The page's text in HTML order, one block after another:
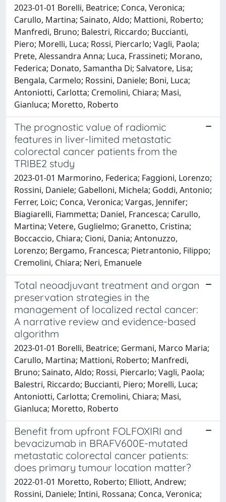
2023-01-01 Borelli, Beatrice; Conca, Veronica;
Carullo, Martina; Sainato, Aldo; Mattioni, Roberto;
Manfredi, Bruno; Balestri, Riccardo; Buccianti,
Piero; Morelli, Luca; Rossi, Piercarlo; Vagli, Paola;
Prete, Alessandra Anna; Luca, Frassineti; Morano,
Federica; Donato, Samantha Di; Salvatore, Lisa;
Bengala, Carmelo; Rossini, Daniele; Boni, Luca;
Antoniotti, Carlotta; Cremolini, Chiara; Masi,
Gianluca; Moretto, Roberto
The prognostic value of radiomic
features in liver-limited metastatic
colorectal cancer patients from the
TRIBE2 study
2023-01-01 Marmorino, Federica; Faggioni, Lorenzo;
Rossini, Daniele; Gabelloni, Michela; Goddi, Antonio;
Ferrer, Loïc; Conca, Veronica; Vargas, Jennifer;
Biagiarelli, Fiammetta; Daniel, Francesca; Carullo,
Martina; Vetere, Guglielmo; Granetto, Cristina;
Boccaccio, Chiara; Cioni, Dania; Antonuzzo,
Lorenzo; Bergamo, Francesca; Pietrantonio, Filippo;
Cremolini, Chiara; Neri, Emanuele
Total neoadjuvant treatment and organ
preservation strategies in the
management of localized rectal cancer:
A narrative review and evidence-based
algorithm
2023-01-01 Borelli, Beatrice; Germani, Marco Maria;
Carullo, Martina; Mattioni, Roberto; Manfredi,
Bruno; Sainato, Aldo; Rossi, Piercarlo; Vagli, Paola;
Balestri, Riccardo; Buccianti, Piero; Morelli, Luca;
Antoniotti, Carlotta; Cremolini, Chiara; Masi,
Gianluca; Moretto, Roberto
Benefit from upfront FOLFOXIRI and
bevacizumab in BRAFV600E-mutated
metastatic colorectal cancer patients:
does primary tumour location matter?
2022-01-01 Moretto, Roberto; Elliott, Andrew;
Rossini, Daniele; Intini, Rossana; Conca, Veronica;